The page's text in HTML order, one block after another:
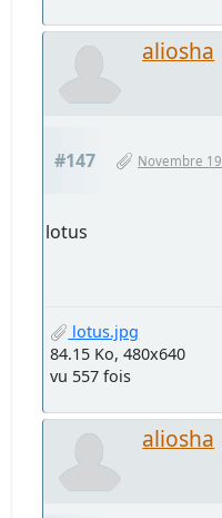
aliosha
#147 Novembre
lotus
lotus.jpg
84.15 Ko, 480x640
vu 557 fois
aliosha